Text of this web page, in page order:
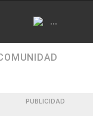
...
PUBLICIDAD